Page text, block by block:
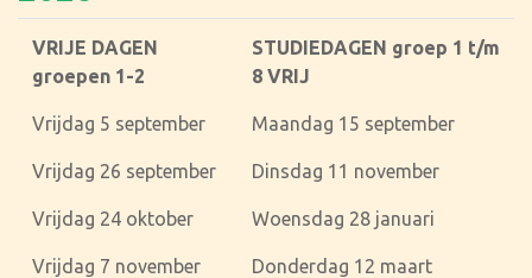
VRIJE DAGEN
groepen 1-2
Vrijdag 5 september
Vrijdag 26 september
Vrijdag 24 oktober
Vrijdag 7 november
STUDIEDAGEN groep 1 t/m
8 VRIJ
Maandag 15 september
Dinsdag 11 november
Woensdag 28 januari
Donderdag 12 maart